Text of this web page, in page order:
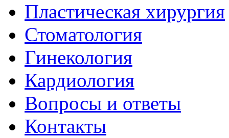
Пластическая хирургия
Стоматология
Гинекология
Кардиология
Вопросы и ответы
Контакты